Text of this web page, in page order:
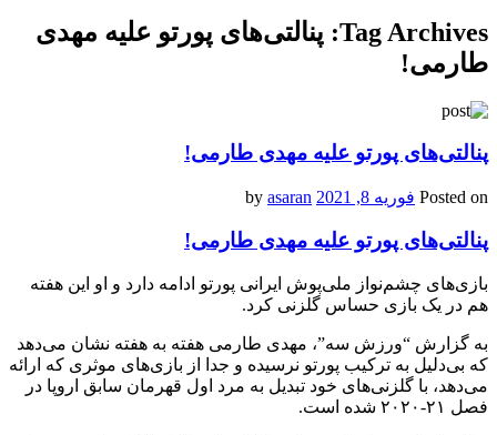
Tag Archives: پنالتی‌های پورتو علیه مهدی
طارمی!
پنالتی‌های پورتو علیه مهدی طارمی!
Posted on فوریه 8, 2021 asaran
پنالتی‌های پورتو علیه مهدی طارمی!
بازی‌های چشم‌نواز ملی‌پوش ایرانی پورتو ادامه دارد و او این هفته
هم در یک بازی حساس گلزنی کرد.
به گزارش “ورزش سه”، مهدی طارمی هفته به هفته نشان می‌دهد
که بی‌دلیل به ترکیب پورتو نرسیده و جدا از بازی‌های موثری که ارائه
می‌دهد، با گلزنی‌های خود تبدیل به مرد اول قهرمان سابق اروپا در
فصل ۲۱-۲۰۲۰ شده است.